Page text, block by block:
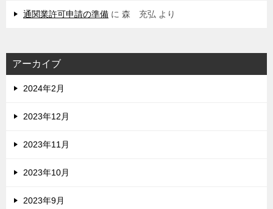
通関業許可申請の準備 に 森 充弘 より
アーカイブ
2024年2月
2023年12月
2023年11月
2023年10月
2023年9月